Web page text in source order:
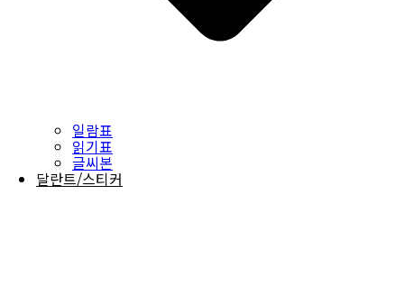
일람표
읽기표
글씨본
달란트/스티커